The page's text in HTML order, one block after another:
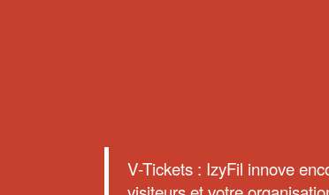
V-Tickets : IzyFil innove